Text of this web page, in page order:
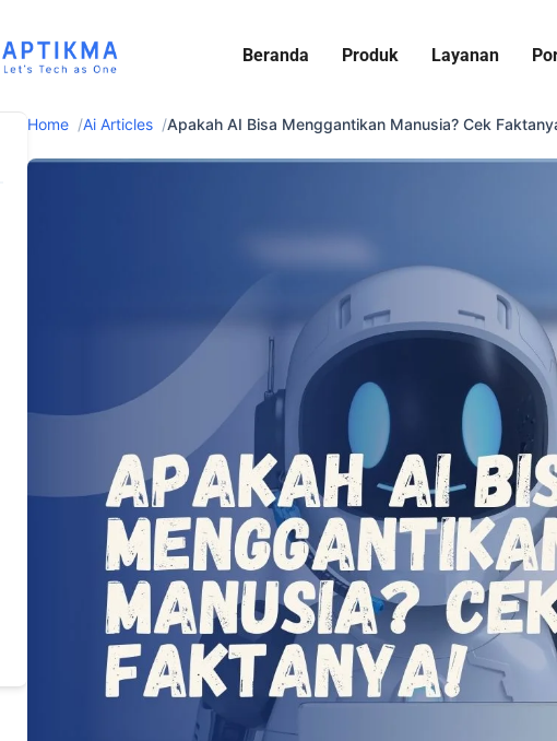
Beranda Produk Layanan
Home Ai Articles Apakah AI Bisa Menggantikan Manusia? Cek